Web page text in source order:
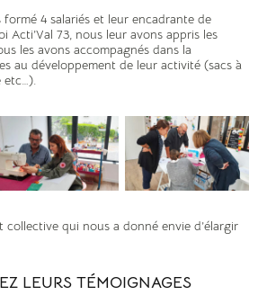
formé 4 salariés et leur encadrante de
Acti’Val 73, nous leur avons appris les
les avons accompagnés dans la
au développement de leur activité (sacs à
etc…).
PASSER LA GALERIE
collective qui nous a donné envie d’élargir
LEURS TÉMOIGNAGES